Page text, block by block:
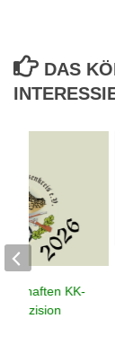
DAS
KK-
Präzision